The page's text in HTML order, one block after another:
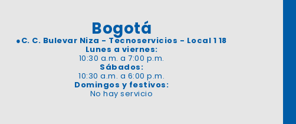
Bogotá
●C. C. Bulevar Niza - Tecnoservicios - Local 1 18
Lunes a viernes:
10:30 a.m. a 7:00 p.m.
Sábados:
10:30 a.m. a 6:00 p.m.
Domingos y festivos:
No hay servicio